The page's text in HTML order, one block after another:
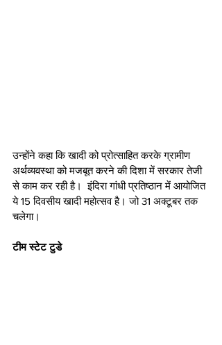
उन्होंने कहा कि खादी को प्रोत्साहित करके ग्रामीण
अर्थव्यवस्था को मजबूत करने की दिशा में सरकार तेजी
से काम कर रही है।  इंदिरा गांधी प्रतिष्ठान में आयोजित
ये 15 दिवसीय खादी महोत्सव है। जो 31 अक्टूबर तक
चलेगा।
टीम स्टेट टुडे